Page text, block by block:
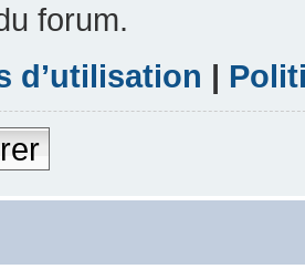
forum.
d’utilisation |